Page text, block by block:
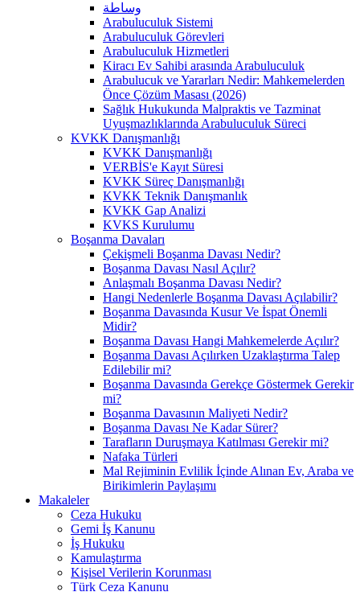
وساطة
Arabuluculuk Sistemi
Arabuluculuk Görevleri
Arabuluculuk Hizmetleri
Kiracı Ev Sahibi arasında Arabuluculuk
Arabulucuk ve Yararları Nedir: Mahkemelerden
Önce Çözüm Masası (2026)
Sağlık Hukukunda Malpraktis ve Tazminat
Uyuşmazlıklarında Arabuluculuk Süreci
KVKK Danışmanlığı
KVKK Danışmanlığı
VERBİS'e Kayıt Süresi
KVKK Süreç Danışmanlığı
KVKK Teknik Danışmanlık
KVKK Gap Analizi
KVKS Kurulumu
Boşanma Davaları
Çekişmeli Boşanma Davası Nedir?
Boşanma Davası Nasıl Açılır?
Anlaşmalı Boşanma Davası Nedir?
Hangi Nedenlerle Boşanma Davası Açılabilir?
Boşanma Davasında Kusur Ve İspat Önemli
Midir?
Boşanma Davası Hangi Mahkemelerde Açılır?
Boşanma Davası Açılırken Uzaklaştırma Talep
Edilebilir mi?
Boşanma Davasında Gerekçe Göstermek Gerekir
mi?
Boşanma Davasının Maliyeti Nedir?
Boşanma Davası Ne Kadar Sürer?
Tarafların Duruşmaya Katılması Gerekir mi?
Nafaka Türleri
Mal Rejiminin Evlilik İçinde Alınan Ev, Araba ve
Birikimlerin Paylaşımı
Makaleler
Ceza Hukuku
Gemi İş Kanunu
İş Hukuku
Kamulaştırma
Kişisel Verilerin Korunması
Türk Ceza Kanunu